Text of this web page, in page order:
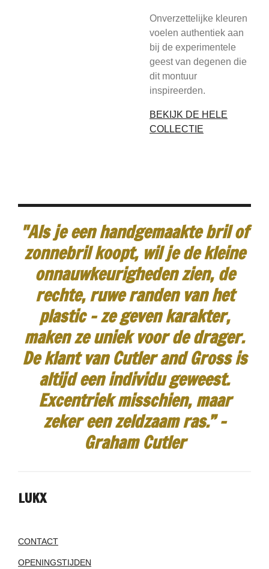
Onverzettelijke kleuren
voelen authentiek aan
bij de experimentele
geest van degenen die
dit montuur
inspireerden.
BEKIJK DE HELE
COLLECTIE
"Als je een handgemaakte bril of
zonnebril koopt, wil je de kleine
onnauwkeurigheden zien, de
rechte, ruwe randen van het
plastic - ze geven karakter,
maken ze uniek voor de drager.
De klant van Cutler and Gross is
altijd een individu geweest.
Excentriek misschien, maar
zeker een zeldzaam ras.” -
Graham Cutler
LUKX
CONTACT
OPENINGSTIJDEN